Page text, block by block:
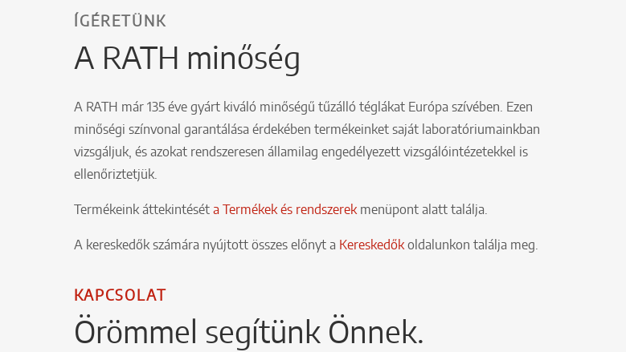
A RATH minőség
ÍGÉRETÜNK
A RATH már 135 éve gyárt kiváló minőségű tűzálló téglákat Európa szívében. Ezen
minőségi színvonal garantálása érdekében termékeinket saját laboratóriumainkban
vizsgáljuk, és azokat rendszeresen államilag engedélyezett vizsgálóintézetekkel is
ellenőriztetjük.
Termékeink áttekintését a Termékek és rendszerekmenüpont alatt találja.
A kereskedők számára nyújtott összes előnyt a Kereskedőkoldalunkon találja meg.
Örömmel segítünk Önnek.
KAPCSOLAT